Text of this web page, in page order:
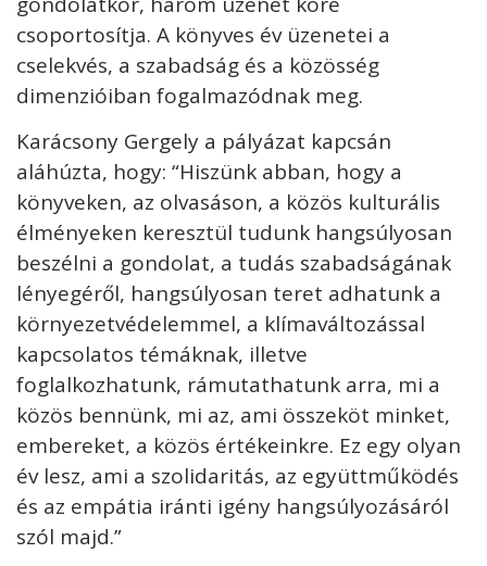
csoportosítja. A könyves év üzenetei a
cselekvés, a szabadság és a közösség
dimenzióiban fogalmazódnak meg.
Karácsony Gergely a pályázat kapcsán
aláhúzta, hogy: “Hiszünk abban, hogy a
könyveken, az olvasáson, a közös kulturális
élményeken keresztül tudunk hangsúlyosan
beszélni a gondolat, a tudás szabadságának
lényegéről, hangsúlyosan teret adhatunk a
környezetvédelemmel, a klímaváltozással
kapcsolatos témáknak, illetve
foglalkozhatunk, rámutathatunk arra, mi a
közös bennünk, mi az, ami összeköt minket,
embereket, a közös értékeinkre. Ez egy olyan
év lesz, ami a szolidaritás, az együttműködés
és az empátia iránti igény hangsúlyozásáról
szól majd.”